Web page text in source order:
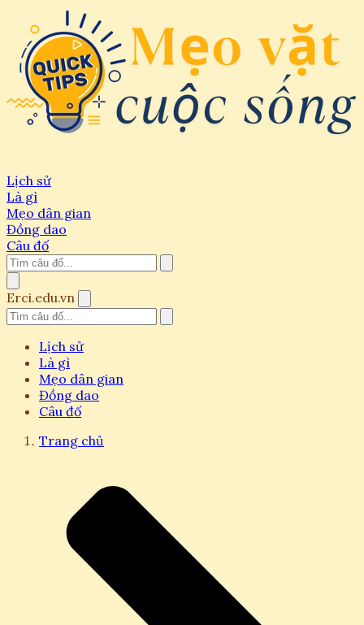
Lịch sử
Là gì
Mẹo dân gian
Đồng dao
Câu đố
Erci.edu.vn
Lịch sử
Là gì
Mẹo dân gian
Đồng dao
Câu đố
Trang chủ